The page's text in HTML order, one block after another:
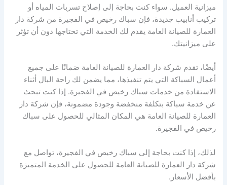
ميزانية العميل. سواء كنت بحاجة إلى إصلاح تسربات المياه أو
تركيب أنابيب جديدة، فإن سباك رخيص في الفجيرة من شركة دار
العمارة للصيانة العامة يقدم لك الخدمة التي تحتاجها دون أن تؤثر
على ميزانيتك.
أيضًا، تقدم شركة دار العمارة للصيانة العامة ضمانًا على جميع
أعمال السباكة التي يتم تنفيذها، مما يضمن لك راحة البال أثناء
الاستفادة من خدمات سباك رخيص في الفجيرة. إذا كنت تبحث
عن خدمة سباكة بتكلفة منخفضة وجودة مضمونة، فإن شركة دار
العمارة للصيانة العامة هي المكان المثالي للحصول على سباك
رخيص في الفجيرة.
لذلك، إذا كنت بحاجة إلى سباك رخيص في الفجيرة، تواصل مع
شركة دار العمارة للصيانة العامة للحصول على الخدمة المتميزة
بأفضل الأسعار.